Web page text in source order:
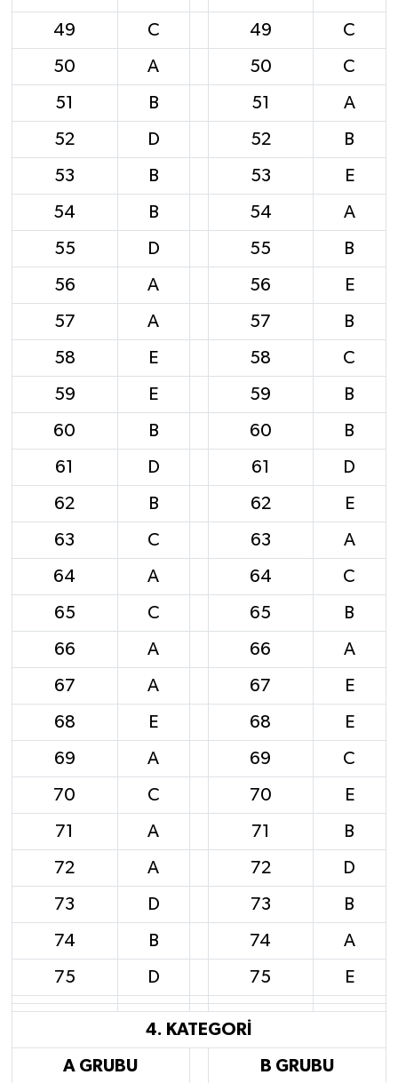
49 C 49 C
50 A 50 C
51 B 51 A
52 D 52 B
53 B 53 E
54 B 54 A
55 D 55 B
56 A 56 E
57 A 57 B
58 E 58 C
59 E 59 B
60 B 60 B
61 D 61 D
62 B 62 E
63 C 63 A
64 A 64 C
65 C 65 B
66 A 66 A
67 A 67 E
68 E 68 E
69 A 69 C
70 C 70 E
71 A 71 B
72 A 72 D
73 D 73 B
74 B 74 A
75 D 75 E
4. KATEGORİ
A GRUBU B GRUBU